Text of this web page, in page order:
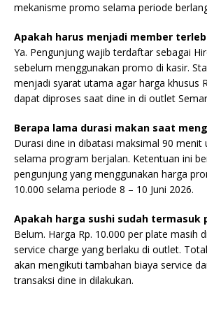
mekanisme promo selama periode
Apakah harus menjadi member
Ya. Pengunjung wajib terdaftar sebagai
sebelum menggunakan promo di kasir.
menjadi syarat utama agar harga khusus
dapat diproses saat dine in di outlet
Berapa lama durasi makan saat
Durasi dine in dibatasi maksimal 90 menit
selama program berjalan. Ketentuan ini
pengunjung yang menggunakan harga
10.000 selama periode 8 – 10 Juni 2026.
Apakah harga sushi sudah termasuk
Belum. Harga Rp. 10.000 per plate masih
service charge yang berlaku di outlet.
akan mengikuti tambahan biaya service
transaksi dine in dilakukan.